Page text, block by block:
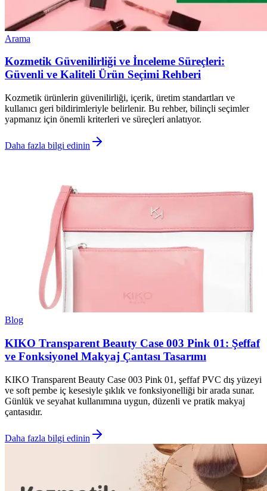
Arama
Kozmetik Güvenilirliği ve İnceleme Süreçleri:
Güvenli ve Kaliteli Ürün Seçimi Rehberi
Kozmetik ürünlerin güvenilirliği, içerik, üretim standartları ve
kullanıcı geri bildirimleriyle belirlenir. Bu rehber, bilinçli seçimler
yapmanız için önemli kriterleri ve süreçleri anlatıyor.
Daha fazla bilgi edinin
Blog
KIKO Transparent Beauty Case 003 Pink 01: Şeffaf
ve Fonksiyonel Makyaj Çantası Tasarımı
KIKO Transparent Beauty Case 003 Pink 01, şeffaf PVC dış yüzeyi
ve soft pembe iç kesesiyle şıklık ve fonksiyonelliği bir arada sunar.
Günlük ve seyahat kullanımına uygun, düzenli ve pratik makyaj
çantasıdır.
Daha fazla bilgi edinin